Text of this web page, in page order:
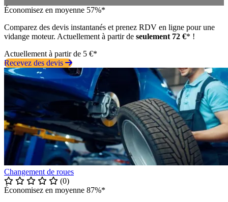
Économisez en moyenne 57%*
Comparez des devis instantanés et prenez RDV en ligne pour une
vidange moteur. Actuellement à partir de seulement 72 €* !
Actuellement à partir de 5 €*
Recevez des devis
Changement de roues
(0)
Économisez en moyenne 87%*